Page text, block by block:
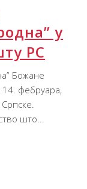
у
РС
Божане
14. фебруара,
што...